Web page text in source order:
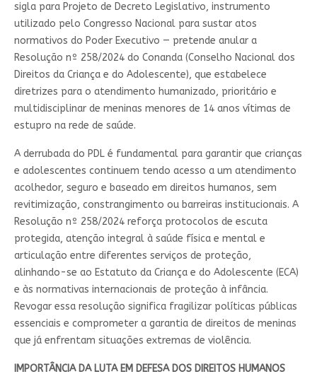
sigla para Projeto de Decreto Legislativo, instrumento
utilizado pelo Congresso Nacional para sustar atos
normativos do Poder Executivo — pretende anular a
Resolução nº 258/2024 do Conanda (Conselho Nacional dos
Direitos da Criança e do Adolescente), que estabelece
diretrizes para o atendimento humanizado, prioritário e
multidisciplinar de meninas menores de 14 anos vítimas de
estupro na rede de saúde.
A derrubada do PDL é fundamental para garantir que crianças
e adolescentes continuem tendo acesso a um atendimento
acolhedor, seguro e baseado em direitos humanos, sem
revitimização, constrangimento ou barreiras institucionais. A
Resolução nº 258/2024 reforça protocolos de escuta
protegida, atenção integral à saúde física e mental e
articulação entre diferentes serviços de proteção,
alinhando-se ao Estatuto da Criança e do Adolescente (ECA)
e às normativas internacionais de proteção à infância.
Revogar essa resolução significa fragilizar políticas públicas
essenciais e comprometer a garantia de direitos de meninas
que já enfrentam situações extremas de violência.
IMPORTÂNCIA DA LUTA EM DEFESA DOS DIREITOS HUMANOS